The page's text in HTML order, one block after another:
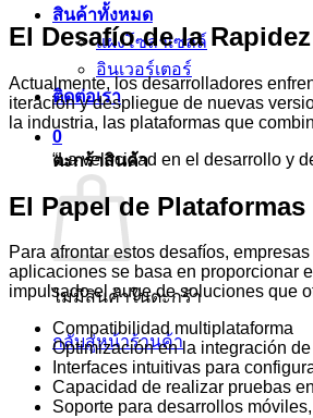
สินค้าทั้งหมด
แผงโซล่าเซลล์
อินเวอร์เตอร์
ติดต่อเรา
0
ตะกร้าสินค้า
ไม่มีสินค้าในตะกร้า
กลับสู่หน้าร้านค้า
El Desafío de la
Actualmente, los desarrolladores
iteración y despliegue de nuevas
la industria, las plataformas que
“La velocidad en el desarrollo y
El Papel de
Para afrontar estos desafíos,
aplicaciones se basa en proporcionar
impulsado el auge de soluciones que
Compatibilidad multiplataforma
Optimización en la integración
Interfaces intuitivas para
Capacidad de realizar pruebas
Soporte para desarrollos